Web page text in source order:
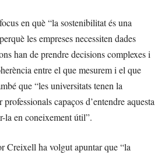
en què “la sostenibilitat és una
les empreses necessiten dades
han de prendre decisions complexes i
entre el que mesurem i el que
que “les universitats tenen la
capaços d’entendre aquesta
la en coneixement útil”.
Creixell ha volgut apuntar que “la